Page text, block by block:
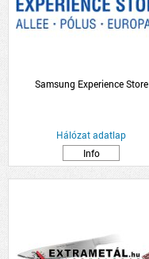
Samsung Experience Store
Hálózat adatlap
Info